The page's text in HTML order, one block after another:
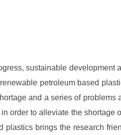
sustainable development
petroleum based
and a series of problems
order to alleviate the shortage
plastics brings the research